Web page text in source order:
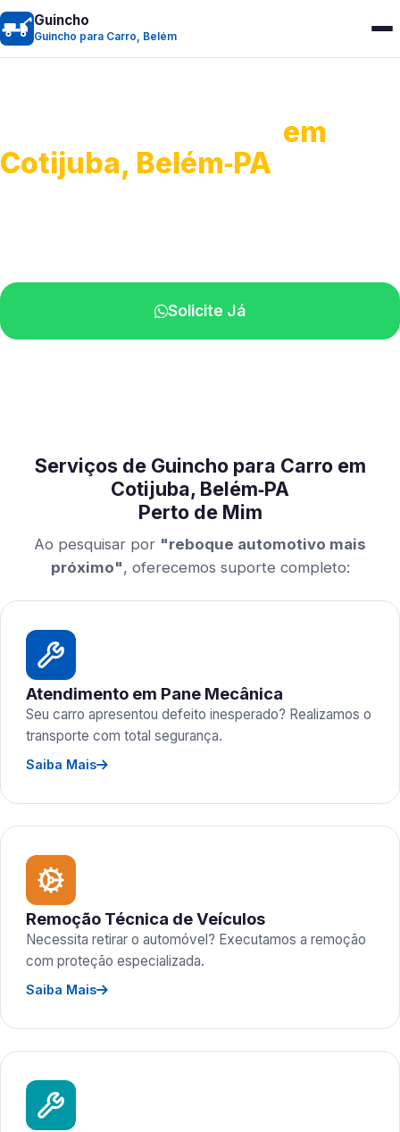
Guincho
Guincho para Carro, Belém
em
Cotijuba, Belém‑PA
Solicite Já
Serviços de Guincho para Carro em
Cotijuba, Belém‑PA
Perto de Mim
Ao pesquisar por "reboque automotivo mais
próximo", oferecemos suporte completo:
Atendimento em Pane Mecânica
Seu carro apresentou defeito inesperado? Realizamos o
transporte com total segurança.
Saiba Mais
Remoção Técnica de Veículos
Necessita retirar o automóvel? Executamos a remoção
com proteção especializada.
Saiba Mais